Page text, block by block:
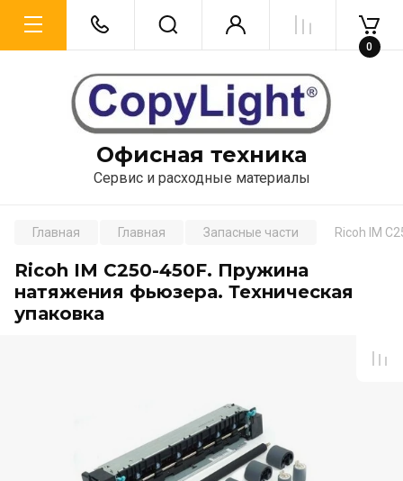
Офисная техника
Сервис и расходные материалы
0
Главная Главная Запасные части Ricoh IM
Ricoh IM C250-450F. Пружина
натяжения фьюзера. Техническая
упаковка